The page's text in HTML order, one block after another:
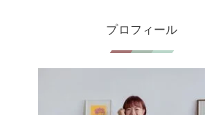
プロフィール